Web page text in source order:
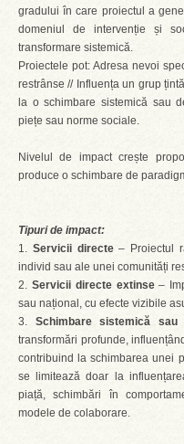
gradului în care proiectul a
domeniul de intervenție și
transformare sistemică.
Proiectele pot: Adresa nevoi
restrânse // Influența un grup
la o schimbare sistemică sau
piețe sau norme sociale.
Nivelul de impact crește
produce o schimbare de
Tipuri de impact:
1. Servicii directe– Proiectul
individ sau ale unei comunități
2. Servicii directe extinse–
sau național, cu efecte vizibile
3. Schimbare sistemică sau
transformări profunde,
contribuind la schimbarea unei
se limitează doar la
piață, schimbări în
modele de colaborare.